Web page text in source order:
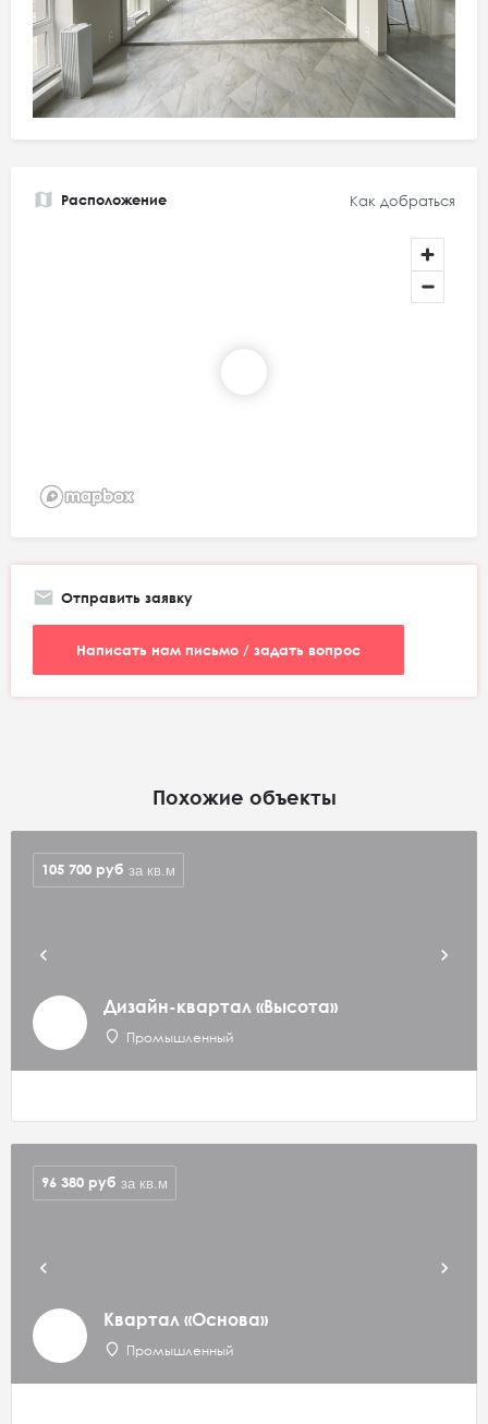
Расположение Как добраться
Отправить заявку
Написать нам письмо / задать вопрос
Похожие объекты
Дизайн-квартал «Высота»
Промышленный
105 700 руб за кв.м
Квартал «Основа»
Промышленный
96 380 руб за кв.м